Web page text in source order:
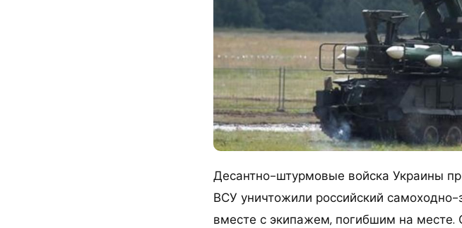
Десантно-штурмовые войска Украины
ВСУ уничтожили российский
вместе с экипажем, погибшим на